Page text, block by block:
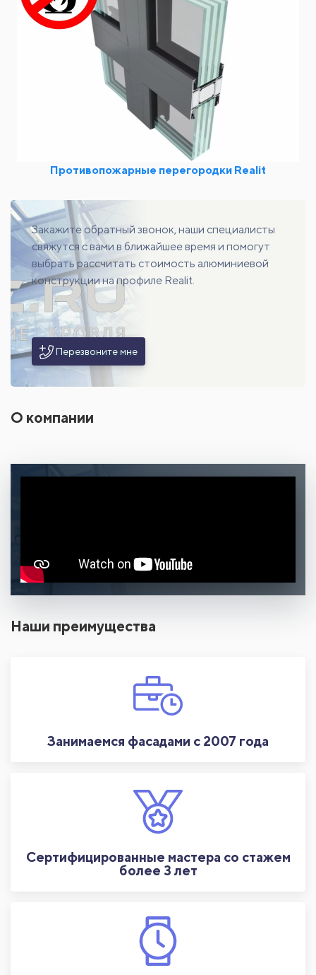
Противопожарные перегородки Realit
Закажите обратный звонок, наши специалисты
свяжутся с вами в ближайшее время и помогут
выбрать рассчитать стоимость алюминиевой
конструкции на профиле Realit.
Перезвоните мне
О компании
Наши преимущества
Занимаемся фасадами с 2007 года
Сертифицированные мастера со стажем
более 3 лет